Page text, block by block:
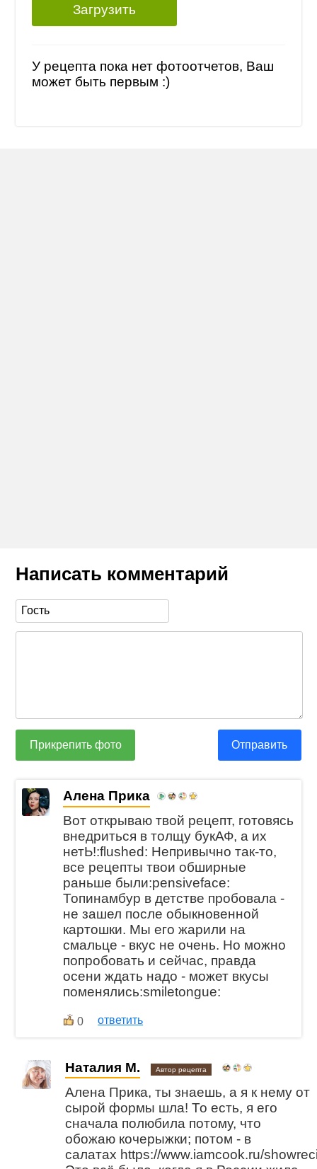
Загрузить
У рецепта пока нет фотоотчетов, Ваш
может быть первым :)
Написать комментарий
Прикрепить фото Отправить
Алена Прика
Вот открываю твой рецепт, готовясь
внедриться в толщу букАФ, а их
нетЬ!:flushed: Непривычно так-то,
все рецепты твои обширные
раньше были:pensiveface:
Топинамбур в детстве пробовала -
не зашел после обыкновенной
картошки. Мы его жарили на
смальце - вкус не очень. Но можно
попробовать и сейчас, правда
осени ждать надо - может вкусы
поменялись:smiletongue:
0 ответить
Наталия М. Автор рецепта
Алена Прика, ты знаешь, а я к нему от
сырой формы шла! То есть, я его
сначала полюбила потому, что
обожаю кочерыжки; потом - в
салатах https://www.iamcook.ru/